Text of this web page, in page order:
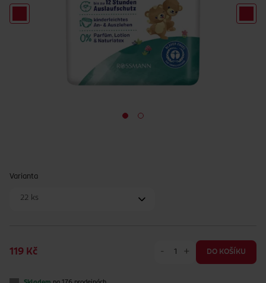
Varianta
22 ks
119 Kč - + DO KOŠÍKU